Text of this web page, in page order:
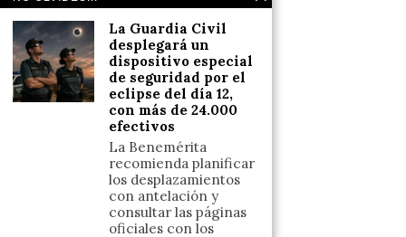
Reflexiones
LINKS
Política de cookies (UE)
Términos y condiciones
La Guardia Civil
desplegará un
dispositivo especial
de seguridad por el
eclipse del día 12,
con más de 24.000
efectivos
La Benemérita
recomienda planificar
los desplazamientos
con antelación y
consultar las páginas
oficiales con los